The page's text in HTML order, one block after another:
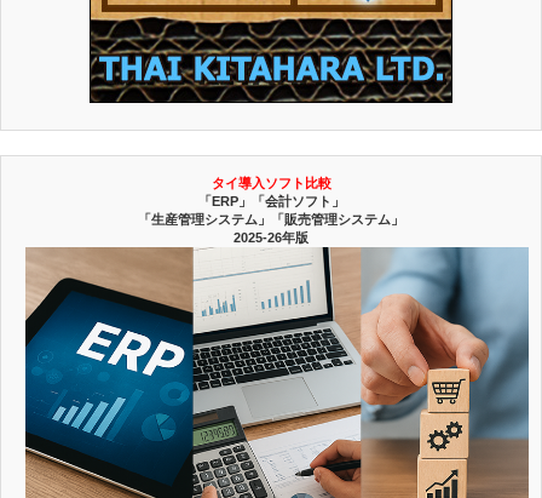
タイ導入ソフト比較
「ERP」「会計ソフト」
「生産管理システム」「販売管理システム」
2025-26年版